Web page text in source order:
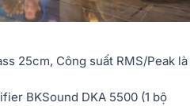
25cm, Công suất RMS/Peak là
BKSound DKA 5500 (1 bộ